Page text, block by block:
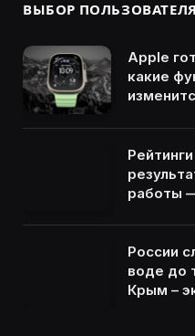
ВЫБОР ПОЛЬЗОВАТЕЛЯ
Apple
какие
работы
России
воде до
Крым –